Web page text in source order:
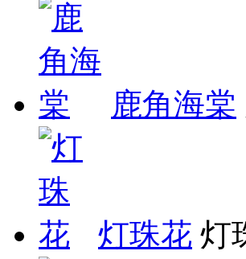
鹿角海棠
灯珠花 灯